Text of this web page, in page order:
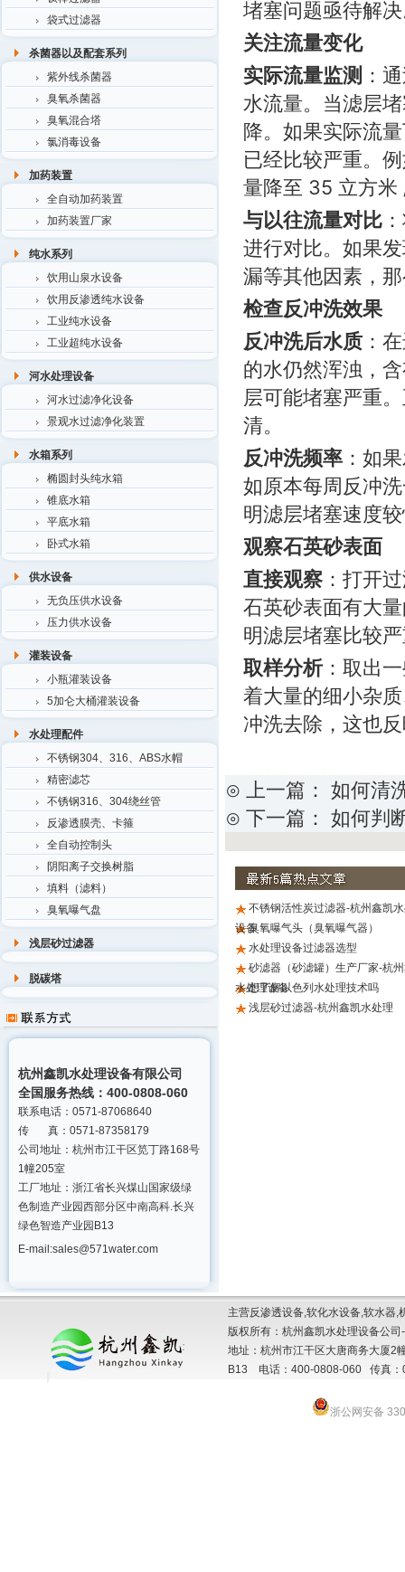
袋式过滤器
杀菌器以及配套系列
紫外线杀菌器
臭氧杀菌器
臭氧混合塔
氯消毒设备
加药装置
全自动加药装置
加药装置厂家
纯水系列
饮用山泉水设备
饮用反渗透纯水设备
工业纯水设备
工业超纯水设备
河水处理设备
河水过滤净化设备
景观水过滤净化装置
水箱系列
椭圆封头纯水箱
锥底水箱
平底水箱
卧式水箱
供水设备
无负压供水设备
压力供水设备
灌装设备
小瓶灌装设备
5加仑大桶灌装设备
水处理配件
不锈钢304、316、ABS水帽
精密滤芯
不锈钢316、304绕丝管
反渗透膜壳、卡箍
全自动控制头
阴阳离子交换树脂
填料（滤料）
臭氧曝气盘
浅层砂过滤器
脱碳塔
杭州鑫凯水处理设备有限公司
全国服务热线：400-0808-060
联系电话：0571-87068640
传 真：0571-87358179
公司地址：杭州市江干区笕丁路168号
1幢205室
工厂地址：浙江省长兴煤山国家级绿
色制造产业园西部分区中南高科.长兴
绿色智造产业园B13
E-mail:sales@571water.com
堵塞问题亟待解
关注流量变化
实际流量监测 ：
水流量。当滤层
降。如果实际流
已经比较严重。
量降至 35 立方米
与以往流量对比
进行对比。如果
漏等其他因素，
检查反冲洗效果
反冲洗后水质：
的水仍然浑浊，
层可能堵塞严重
清。
反冲洗频率：如
如原本每周反冲
明滤层堵塞速度
观察石英砂表面
直接观察：打开
石英砂表面有大
明滤层堵塞比较
取样分析：取出
着大量的细小杂
冲洗去除，这也
⊙ 上一篇： 如何清
⊙ 下一篇： 如何判
不锈钢活性炭过滤器-杭州鑫凯
设备臭氧曝气头（臭氧曝气器）
水处理设备过滤器选型
砂滤器（砂滤罐）生产厂家-杭
水处理设备
想了解以色列水处理技术吗
浅层砂过滤器-杭州鑫凯水处理
主营反渗透设备,软化水设备,软水器
版权所有：杭州鑫凯水处理设备公
地址：杭州市江干区大唐商务大厦2
B13 电话：400-0808-060 传真：
浙公网安备